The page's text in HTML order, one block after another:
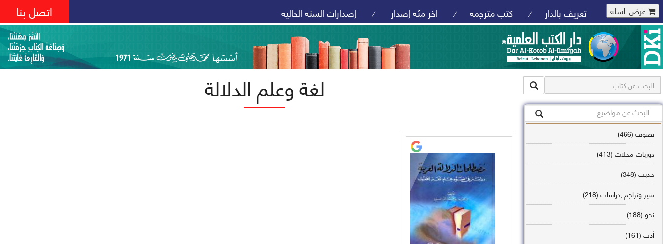
عرض السله تعريف بالدار / كتب مترجمه / اخر مئه إصدار / إصدارات السنه الحاليه اتصل بنا
تصوف (466)
دوريات-مجلات (413)
حديث (348)
سير وتراجم ,دراسات (218)
نحو (188)
أدب (161)
لغة وعلم الدلالة